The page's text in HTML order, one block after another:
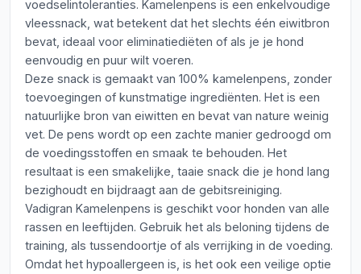
voedselintoleranties. Kamelenpens is een enkelvoudige
vleessnack, wat betekent dat het slechts één eiwitbron
bevat, ideaal voor eliminatiediëten of als je je hond
eenvoudig en puur wilt voeren.
Deze snack is gemaakt van 100% kamelenpens, zonder
toevoegingen of kunstmatige ingrediënten. Het is een
natuurlijke bron van eiwitten en bevat van nature weinig
vet. De pens wordt op een zachte manier gedroogd om
de voedingsstoffen en smaak te behouden. Het
resultaat is een smakelijke, taaie snack die je hond lang
bezighoudt en bijdraagt aan de gebitsreiniging.
Vadigran Kamelenpens is geschikt voor honden van alle
rassen en leeftijden. Gebruik het als beloning tijdens de
training, als tussendoortje of als verrijking in de voeding.
Omdat het hypoallergeen is, is het ook een veilige optie